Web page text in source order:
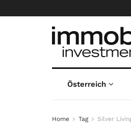
Österreich
Home Tag Silver